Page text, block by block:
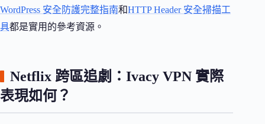
WordPress 安全防護完整指南和HTTP Header 安全掃描工
具都是實用的參考資源。
Netflix 跨區追劇：Ivacy VPN 實際
表現如何？